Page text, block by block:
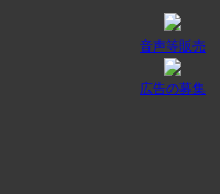
音声等販売
広告の募集